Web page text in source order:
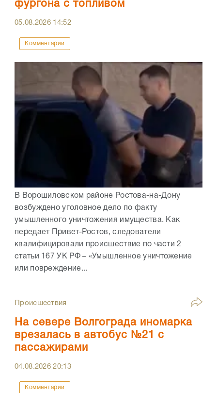
фургона с топливом
05.08.2026 14:52
Комментарии
В Ворошиловском районе Ростова-на-Дону
возбуждено уголовное дело по факту
умышленного уничтожения имущества. Как
передает Привет-Ростов, следователи
квалифицировали происшествие по части 2
статьи 167 УК РФ – «Умышленное уничтожение
или повреждение...
Происшествия
На севере Волгограда иномарка
врезалась в автобус №21 с
пассажирами
04.08.202620:13
Комментарии